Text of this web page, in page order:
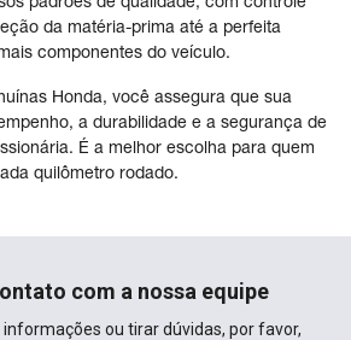
da matéria-prima até a perfeita
componentes do veículo.
Honda, você assegura que sua
a durabilidade e a segurança de
É a melhor escolha para quem
quilômetro rodado.
com a nossa equipe
ou tirar dúvidas, por favor,